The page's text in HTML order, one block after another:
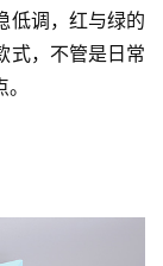
调，红与绿的
式，不管是日常